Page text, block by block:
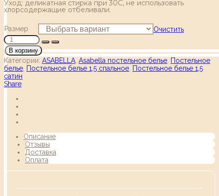
Уход: деликатная стирка при 30С, не использовать
хлорсодержащие отбеливали.
Размер Очистить
В корзину
Категории: ASABELLA Asabella постельное белье Постельное
белье Постельное белье 1,5 спальное Постельное белье 1,5
сатин
Share
Описание
Отзывы
Доставка
Оплата